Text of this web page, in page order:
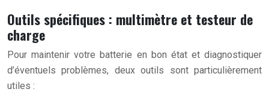
Outils spécifiques : multimètre et testeur de
charge
Pour maintenir votre batterie en bon état et diagnostiquer
d’éventuels problèmes, deux outils sont particulièrement
utiles :